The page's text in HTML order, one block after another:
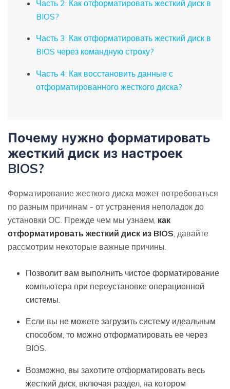
Часть 2: Как отформатировать жесткий диск в
BIOS?
Часть 3: Как отформатировать жесткий диск в
BIOS через командную строку?
Часть 4: Как восстановить данные с
отформатированного жесткого диска?
Почему нужно форматировать
жесткий диск из настроек
BIOS?
Форматирование жесткого диска может потребоваться
по разным причинам - от устранения неполадок до
установки ОС. Прежде чем мы узнаем, как
отформатировать жесткий диск из BIOS, давайте
рассмотрим некоторые важные причины.
Позволит вам выполнить чистое форматирование
компьютера при переустановке операционной
системы.
Если вы не можете загрузить систему идеальным
способом, то можно отформатировать ее через
BIOS.
Возможно, вы захотите отформатировать весь
жесткий диск, включая раздел, на котором